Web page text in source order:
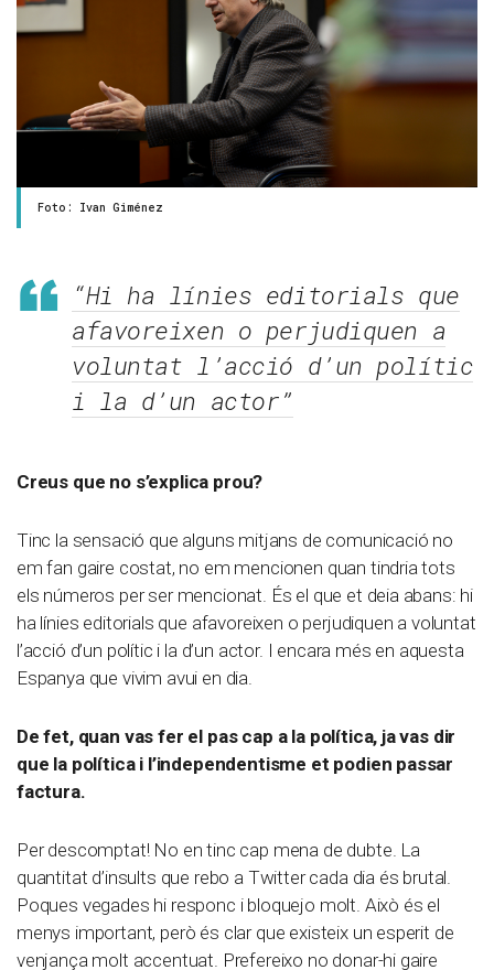
Foto: Ivan Giménez
“Hi ha línies editorials que
afavoreixen o perjudiquen a
voluntat l’acció d’un polític
i la d’un actor”
Creus que no s’explica prou?
Tinc la sensació que alguns mitjans de comunicació no
em fan gaire costat, no em mencionen quan tindria tots
els números per ser mencionat. És el que et deia abans: hi
ha línies editorials que afavoreixen o perjudiquen a voluntat
l’acció d’un polític i la d’un actor. I encara més en aquesta
Espanya que vivim avui en dia.
De fet, quan vas fer el pas cap a la política, ja vas dir
que la política i l’independentisme et podien passar
factura.
Per descomptat! No en tinc cap mena de dubte. La
quantitat d’insults que rebo a Twitter cada dia és brutal.
Poques vegades hi responc i bloquejo molt. Això és el
menys important, però és clar que existeix un esperit de
venjança molt accentuat. Prefereixo no donar-hi gaire